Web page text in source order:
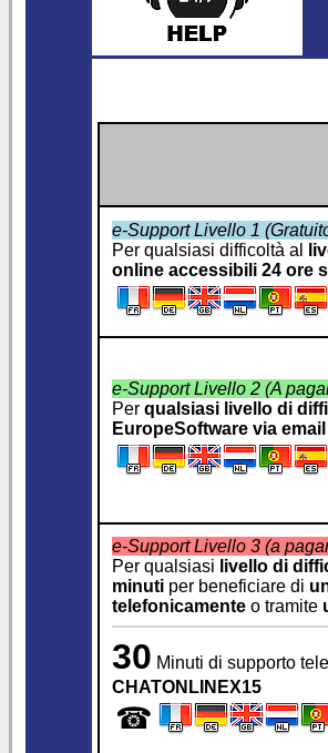
e-Support Livello 1
Per qualsiasi difficoltà al
online accessibili 24 ore
e-Support Livello 2 (A
Per qualsiasi livello di
EuropeSoftware via email
e-Support Livello 3 (a
Per qualsiasi livello di
minuti per beneficiare di
telefonicamente o tramite
30 Minuti di supporto
CHATONLINEX15
☎